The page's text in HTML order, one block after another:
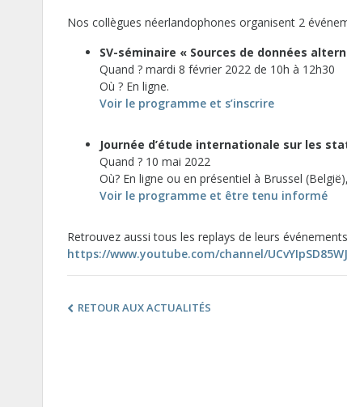
Nos collègues néerlandophones organisent 2
SV-séminaire « Sources de données
Quand ? mardi 8 février 2022 de 10h à 12h30
Où ? En ligne.
Voir le programme et s’inscrire
Journée d’étude internationale sur les
Quand ? 10 mai 2022
Où? En ligne ou en présentiel à Brussel
Voir le programme et être tenu informé
Retrouvez aussi tous les replays de leurs
https://www.youtube.com/channel/
RETOUR AUX ACTUALITÉS